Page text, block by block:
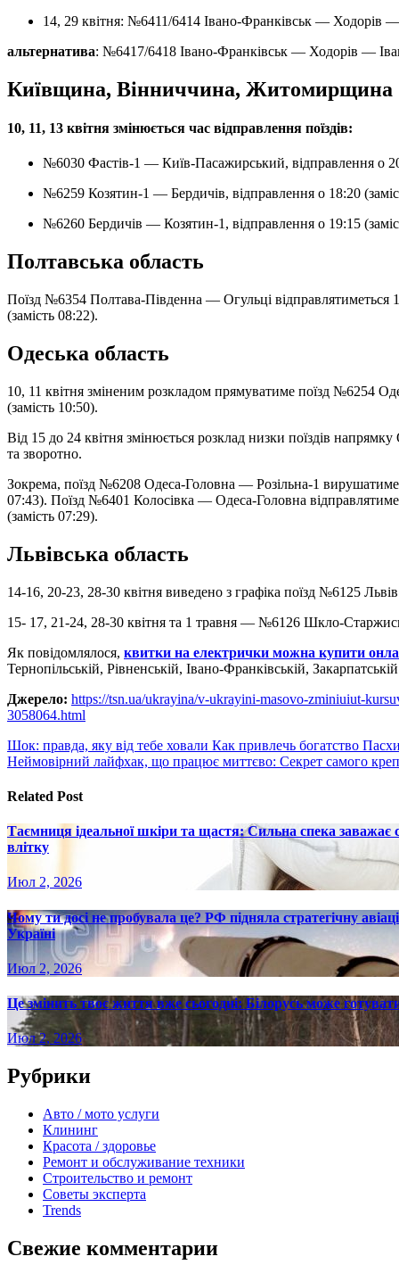
14, 29 квітня: №6411/6414 Івано-Франківськ — Ходорів
альтернатива: №6417/6418 Івано-Франківськ — Ходорів —
Київщина, Вінниччина, Житомирщина
10, 11, 13 квітня змінюється час відправлення поїздів:
№6030 Фастів-1 — Київ-Пасажирський, відправлення о
№6259 Козятин-1 — Бердичів, відправлення о 18:20
№6260 Бердичів — Козятин-1, відправлення о 19:15
Полтавська область
Поїзд №6354 Полтава-Південна — Огульці відправлятиметься
(замість 08:22).
Одеська область
10, 11 квітня зміненим розкладом прямуватиме поїзд №6254
(замість 10:50).
Від 15 до 24 квітня змінюється розклад низки поїздів
та зворотно.
Зокрема, поїзд №6208 Одеса-Головна — Розільна-1 вирушатиме
07:43). Поїзд №6401 Колосівка — Одеса-Головна
(замість 07:29).
Львівська область
14-16, 20-23, 28-30 квітня виведено з графіка поїзд №6125
15- 17, 21-24, 28-30 квітня та 1 травня — №6126 Шкло-
Як повідомлялося, квитки на електрички можна купити
Тернопільській, Рівненській, Івано-Франківській,
Джерело: https://tsn.ua/ukrayina/v-ukrayini-masovo-zminiuiut-
3058064.html
Навигация
по
записям
Шок: правда, яку від тебе ховали Как привлечь богатство
Неймовірний лайфхак, що працює миттєво: Секрет самого
Related Post
Таємниця ідеальної шкіри та щастя: Сильна спека
влітку
Июл 2, 2026
Чому ти досі не пробувала це? РФ підняла стратегічну
Україні
Июл 2, 2026
Це змінить твоє життя вже сьогодні: Білорусь може
Июл 2, 2026
Рубрики
Авто / мото услуги
Клининг
Красота / здоровье
Ремонт и обслуживание техники
Строительство и ремонт
Советы эксперта
Trends
Свежие комментарии